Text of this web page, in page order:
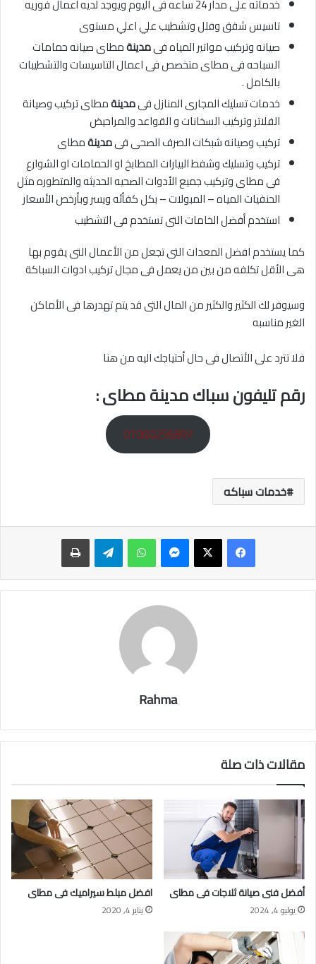
خدماته على مدار 24 ساعه فى اليوم ويوجد لديه أعمال فوريه
تاسيس شقق وفلل وتشطيب علي اعلي مستوى
صيانه وتركيب مواتير المياه فىمدينةمطاى صيانه حمامات
السباحه فى مطاى متخصص فى اعمال التاسيسات والتشطيبات
بالكامل .
خدمات تسليك المجارى المنازل فىمدينةمطاى تركيب وصيانة
الفلاتر وتركيب السخانات و القواعد والمراحيض
تركيب وصيانه شبكات الصرف الصحى فىمدينةمطاى
تركيب وتسليك وشفط البيارات المطابخ او الحمامات او الشوارع
فى مطاى وتركيب جميع الأدوات الصحيه الحديثه والمتطوره مثل
الحنفيات المياه – المبولات – بكل كفأئه ويسر وبأرخص الأسعار
استخدم أفضل الخامات التى تستخدم فى التشطيب
كما يستخدم افضل المعدات التى تجعل من الأعمال التى يقوم بها
هى الأقل تكلفه من بين من يعمل فى مجال تركيب ادوات السباكة
وسيوفر لك الكثير والكثير من المال التى قد يتم تهدرها فى الأماكن
الغير مناسبه
فلا تترد على الأتصال فى حال أحتياجك اليه من هنا
رقم تليفون سباك مدينة مطاى :
01060256897
خدمات سباكه
ماسنجر واتساب تيلقرام طباعة
Rahma
مقالات ذات صلة
أفضل فنى صيانة ثلاجات فى مطاى
يوليو 4, 2024
افضل مبلط سيراميك فى مطاى
يناير 4, 2020